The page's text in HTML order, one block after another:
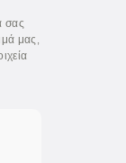
σας
μας,